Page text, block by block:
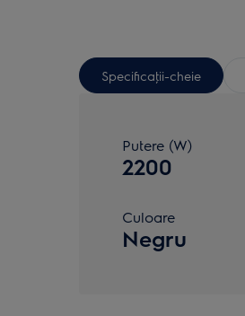
Specificaţii-cheie
Putere (W)
2200
Culoare
Negru